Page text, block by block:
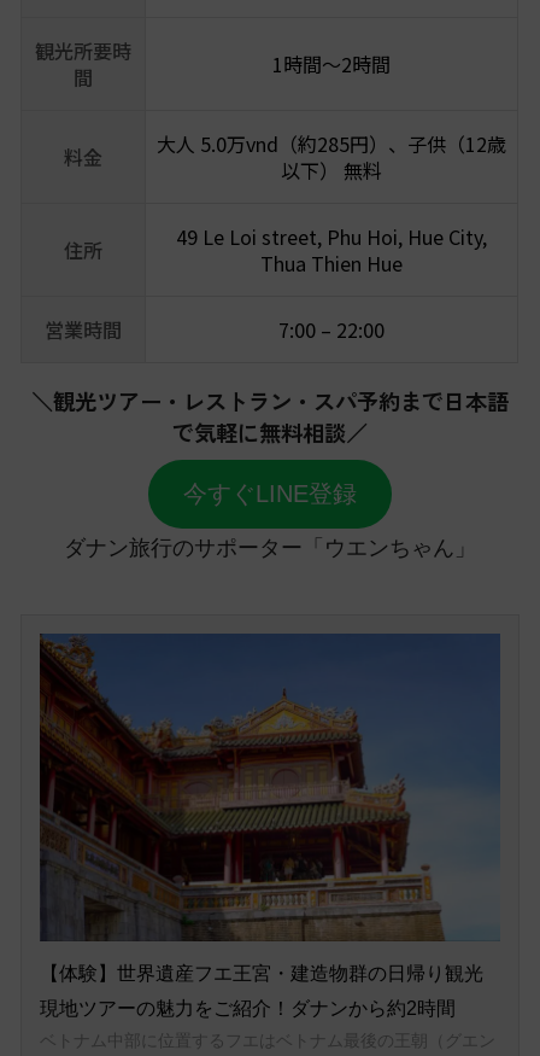
観光所要時
間
1時間〜2時間
料金
大人 5.0万vnd（約285円）、子供（12歳
以下） 無料
住所
49 Le Loi street, Phu Hoi, Hue City,
Thua Thien Hue
営業時間 7:00 – 22:00
＼観光ツアー・レストラン・スパ予約まで日本語
で気軽に無料相談／
今すぐLINE登録
ダナン旅行のサポーター「ウエンちゃん」